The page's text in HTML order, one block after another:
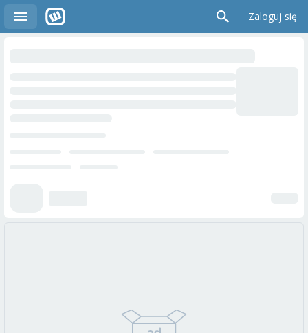
Zaloguj się